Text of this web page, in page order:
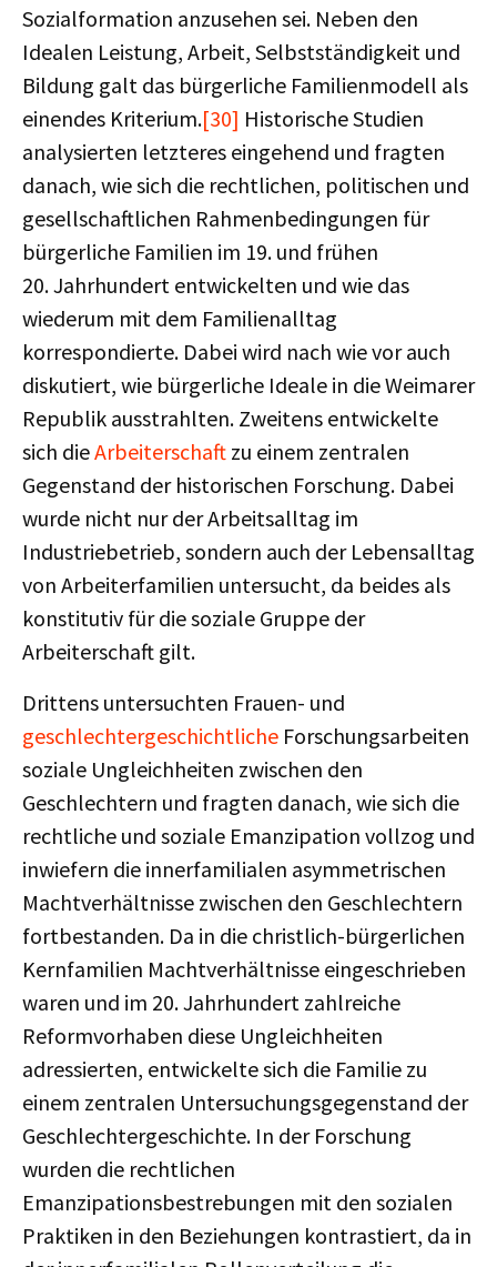
Sozialformation anzusehen sei. Neben den
Idealen Leistung, Arbeit, Selbstständigkeit und
Bildung galt das bürgerliche Familienmodell als
einendes Kriterium.[30] Historische Studien
analysierten letzteres eingehend und fragten
danach, wie sich die rechtlichen, politischen und
gesellschaftlichen Rahmenbedingungen für
bürgerliche Familien im 19. und frühen
20. Jahrhundert entwickelten und wie das
wiederum mit dem Familienalltag
korrespondierte. Dabei wird nach wie vor auch
diskutiert, wie bürgerliche Ideale in die Weimarer
Republik ausstrahlten. Zweitens entwickelte
sich dieArbeiterschaft zu einem zentralen
Gegenstand der historischen Forschung. Dabei
wurde nicht nur der Arbeitsalltag im
Industriebetrieb, sondern auch der Lebensalltag
von Arbeiterfamilien untersucht, da beides als
konstitutiv für die soziale Gruppe der
Arbeiterschaft gilt.
Drittens untersuchten Frauen- und
geschlechtergeschichtliche Forschungsarbeiten
soziale Ungleichheiten zwischen den
Geschlechtern und fragten danach, wie sich die
rechtliche und soziale Emanzipation vollzog und
inwiefern die innerfamilialen asymmetrischen
Machtverhältnisse zwischen den Geschlechtern
fortbestanden. Da in die christlich-bürgerlichen
Kernfamilien Machtverhältnisse eingeschrieben
waren und im 20. Jahrhundert zahlreiche
Reformvorhaben diese Ungleichheiten
adressierten, entwickelte sich die Familie zu
einem zentralen Untersuchungsgegenstand der
Geschlechtergeschichte. In der Forschung
wurden die rechtlichen
Emanzipationsbestrebungen mit den sozialen
Praktiken in den Beziehungen kontrastiert, da in